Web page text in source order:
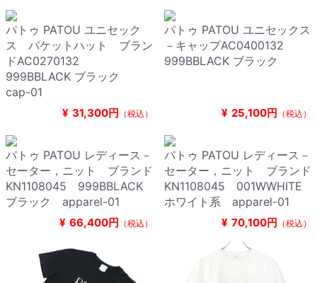
パトゥ PATOU ユニセック
ス バケットハット ブラン
ドAC0270132
999BBLACK ブラック
cap-01
¥ 31,300円 （税込）
パトゥ PATOU ユニセックス
－キャップAC0400132
999BBLACK ブラック
¥ 25,100円 （税込）
パトゥ PATOU レディース－
セーター，ニット ブランド
KN1108045 999BBLACK
ブラック apparel-01
¥ 66,400円 （税込）
パトゥ PATOU レディース－
セーター，ニット ブランド
KN1108045 001WWHITE
ホワイト系 apparel-01
¥ 70,100円 （税込）